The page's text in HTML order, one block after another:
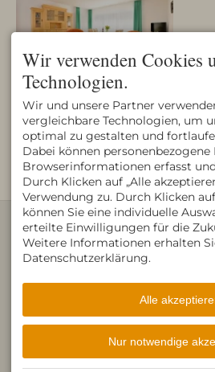
KONTAKT
Gästehaus Immenhof
Patrick Herling
Im Haslach 18
DEUTSCHLAND
info@haus-immenhof.de
Facebook
Wir verwenden Cookies
Technologien.
Wir und unsere Partner
vergleichbare Technologien, um
optimal zu gestalten und
Dabei können personenbezogene
Browserinformationen erfasst
Durch Klicken auf „Alle
Verwendung zu. Durch Klicken
können Sie eine individuelle
erteilte Einwilligungen für die
Weitere Informationen erhalten
Datenschutzerklärung.
Alle
Nur notwendige